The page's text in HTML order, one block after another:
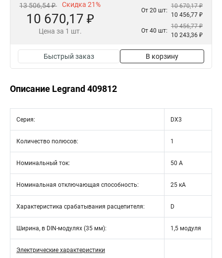
13 506,54 ₽ Скидка 21%
10 670,17 ₽
Цена за 1 шт.
От 20 шт:
10 670,17 ₽
10 456,77 ₽
От 40 шт:
10 456,77 ₽
10 243,36 ₽
Быстрый заказ В корзину
Описание Legrand 409812
Серия: DX3
Количество полюсов: 1
Номинальный ток: 50 А
Номинальная отключающая способность: 25 кА
Характеристика срабатывания расцепителя: D
Ширина, в DIN-модулях (35 мм): 1,5 модуля
Электрические характеристики